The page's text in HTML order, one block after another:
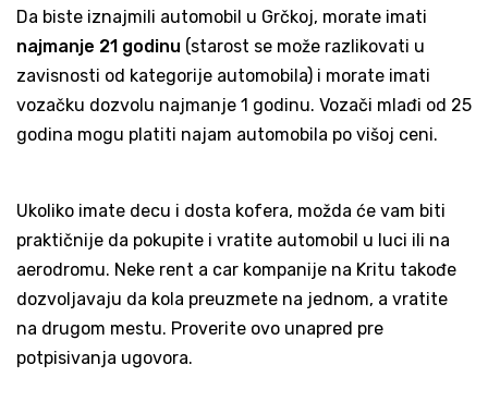
Da biste iznajmili automobil u Grčkoj, morate imati
najmanje 21 godinu (starost se može razlikovati u
zavisnosti od kategorije automobila) i morate imati
vozačku dozvolu najmanje 1 godinu. Vozači mlađi od 25
godina mogu platiti najam automobila po višoj ceni.
Ukoliko imate decu i dosta kofera, možda će vam biti
praktičnije da pokupite i vratite automobil u luci ili na
aerodromu. Neke rent a car kompanije na Kritu takođe
dozvoljavaju da kola preuzmete na jednom, a vratite
na drugom mestu. Proverite ovo unapred pre
potpisivanja ugovora.